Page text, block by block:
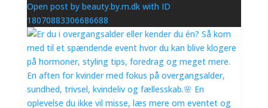
Open post by beauty.by.m.dk with ID
18070883306686688